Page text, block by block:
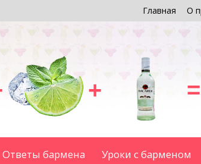
Главная О
+ =
Ответы бармена Уроки с барменом